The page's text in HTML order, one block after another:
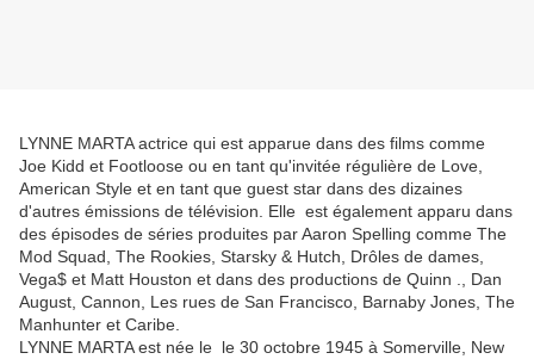
LYNNE MARTA actrice qui est apparue dans des films comme
Joe Kidd et Footloose ou en tant qu'invitée régulière de Love,
American Style et en tant que guest star dans des dizaines
d'autres émissions de télévision. Elle est également apparu dans
des épisodes de séries produites par Aaron Spelling comme The
Mod Squad, The Rookies, Starsky & Hutch, Drôles de dames,
Vega$ et Matt Houston et dans des productions de Quinn ., Dan
August, Cannon, Les rues de San Francisco, Barnaby Jones, The
Manhunter et Caribe.
LYNNE MARTA est née le le 30 octobre 1945 à Somerville, New